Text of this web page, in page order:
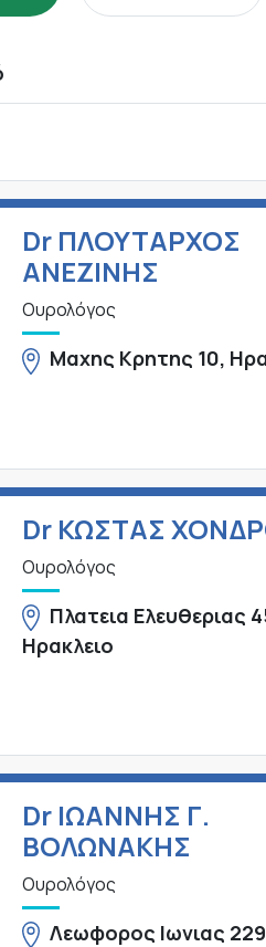
Dr ΠΛΟΥΤΑΡΧΟΣ
ΑΝΕΖΙΝΗΣ
Ουρολόγος
Μαχης Κρητης 10,
Dr ΚΩΣΤΑΣ
Ουρολόγος
Πλατεια Ελευθεριας
Ηρακλειο
Dr ΙΩΑΝΝΗΣ Γ.
ΒΟΛΩΝΑΚΗΣ
Ουρολόγος
Λεωφορος Ιωνιας